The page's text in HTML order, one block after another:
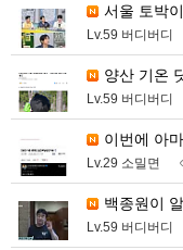
서울 토박
Lv.59 버디버디
양산 기온
Lv.59 버디버디
이번에 아
Lv.29 소밀면
백종원이
Lv.59 버디버디